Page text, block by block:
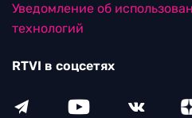
Уведомление об
технологий
RTVI в соцсетях